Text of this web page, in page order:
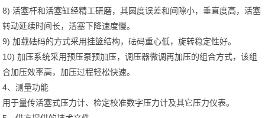
8) 活塞杆和活塞缸经精工研磨，其圆度误差和间隙小，垂直度高，活塞
转动延续时间长，活塞下降速度慢。
9) 加载砝码的方式采用挂篮结构，砝码重心低，旋转稳定性好。
10) 加压系统采用预压泵预加压，调压器微调再加压的组合方式，该组
合加压效率高，加压过程轻松快速。
4、测量功能
用于量传活塞式压力计、检定校准数字压力计及其它压力仪表。